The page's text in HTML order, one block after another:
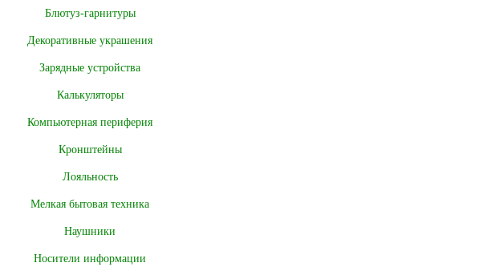
Блютуз-гарнитуры
Декоративные украшения
Зарядные устройства
Калькуляторы
Компьютерная периферия
Кронштейны
Лояльность
Мелкая бытовая техника
Наушники
Носители информации